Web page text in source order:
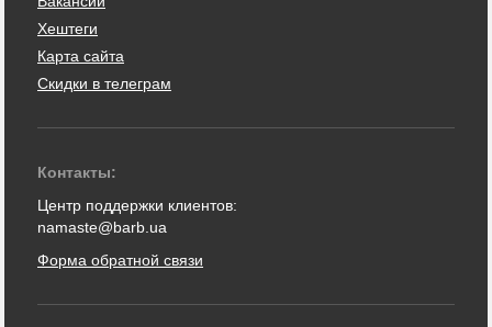
Хештеги
Карта сайта
Скидки в телеграм
Контакты:
Центр поддержки клиентов:
namaste@barb.ua
Форма обратной связи